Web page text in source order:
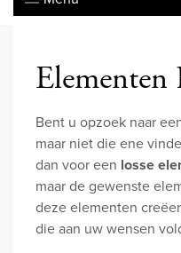
Elementen
Bent u opzoek naar
maar niet die ene
dan voor een losse
maar de gewenste
deze elementen
die aan uw wensen